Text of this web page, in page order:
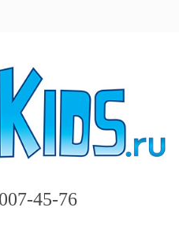
45-76